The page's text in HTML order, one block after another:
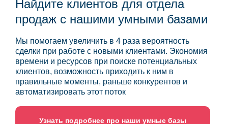
Найдите клиентов для отдела
продаж с нашими умными базами
Мы помогаем увеличить в 4 раза вероятность
сделки при работе с новыми клиентами. Экономия
времени и ресурсов при поиске потенциальных
клиентов, возможность приходить к ним в
правильные моменты, раньше конкурентов и
автоматизировать этот поток
Узнать подробнее про наши умные базы